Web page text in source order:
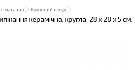
магазин Кухонний посуд
керамічна, кругла, 28 х 28 х 5 см.